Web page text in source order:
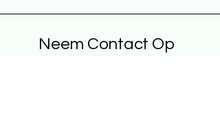
Neem Contact Op